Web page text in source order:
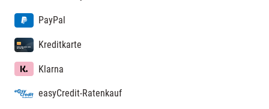
PayPal
Kreditkarte
Klarna
easyCredit-Ratenkauf